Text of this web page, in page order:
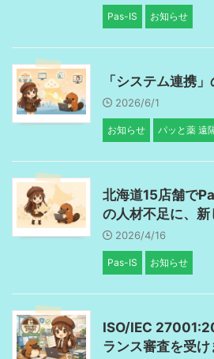
Pas-IS お知らせ
「システム連携
2026/6/1
お知らせ パッと薬 遠
北海道15店舗で
の人材不足に、新
2026/4/16
Pas-IS お知らせ
ISO/IEC
ランス審査を受け